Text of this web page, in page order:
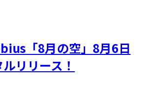
「8月の空」8月6日
リリース！